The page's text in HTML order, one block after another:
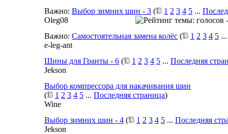
Важно: Выбор зимних шин - 3 ( 1 2 3 4 5 ...
Oleg08
Важно: Самостоятельная замена колёс ( 1 2 3 4 5
e-leg-ant
Шины для Гранты - 6 ( 1 2 3 4 5 ... Последняя
Jekson
Выбор компрессора для накачивания шин
(
1 2 3 4 5 ... Последняя страница)
Wine
Выбор зимних шин - 4 ( 1 2 3 4 5 ... Последняя
Jekson